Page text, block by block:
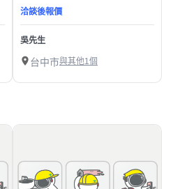
洽談後報價
吳先生
台中市與其他1個